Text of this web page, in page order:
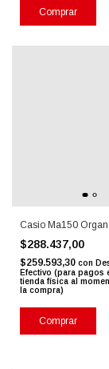
Comprar
Casio Ma150
$288.437,00
$259.593,30 con
Efectivo (para pagos
tienda física al
la compra)
Comprar